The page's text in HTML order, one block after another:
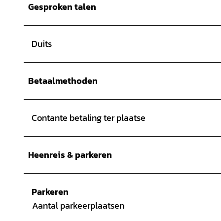
Gesproken talen
Duits
Betaalmethoden
Contante betaling ter plaatse
Heenreis & parkeren
Parkeren
Aantal parkeerplaatsen